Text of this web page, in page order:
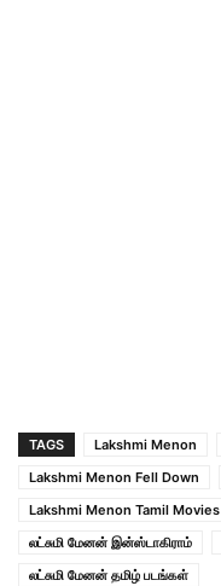
TAGS Lakshmi Menon
Lakshmi Menon Fell Down
Lakshmi Menon Tamil Movies
லட்சுமி மேனன் இன்ஸ்டாகிராம்
லட்சுமி மேனன் தமிழ் படங்கள்